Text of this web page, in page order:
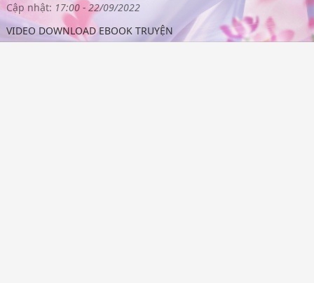
Cập nhật: 17:00 - 22/09/2022
VIDEO DOWNLOAD EBOOK TRUYỆN